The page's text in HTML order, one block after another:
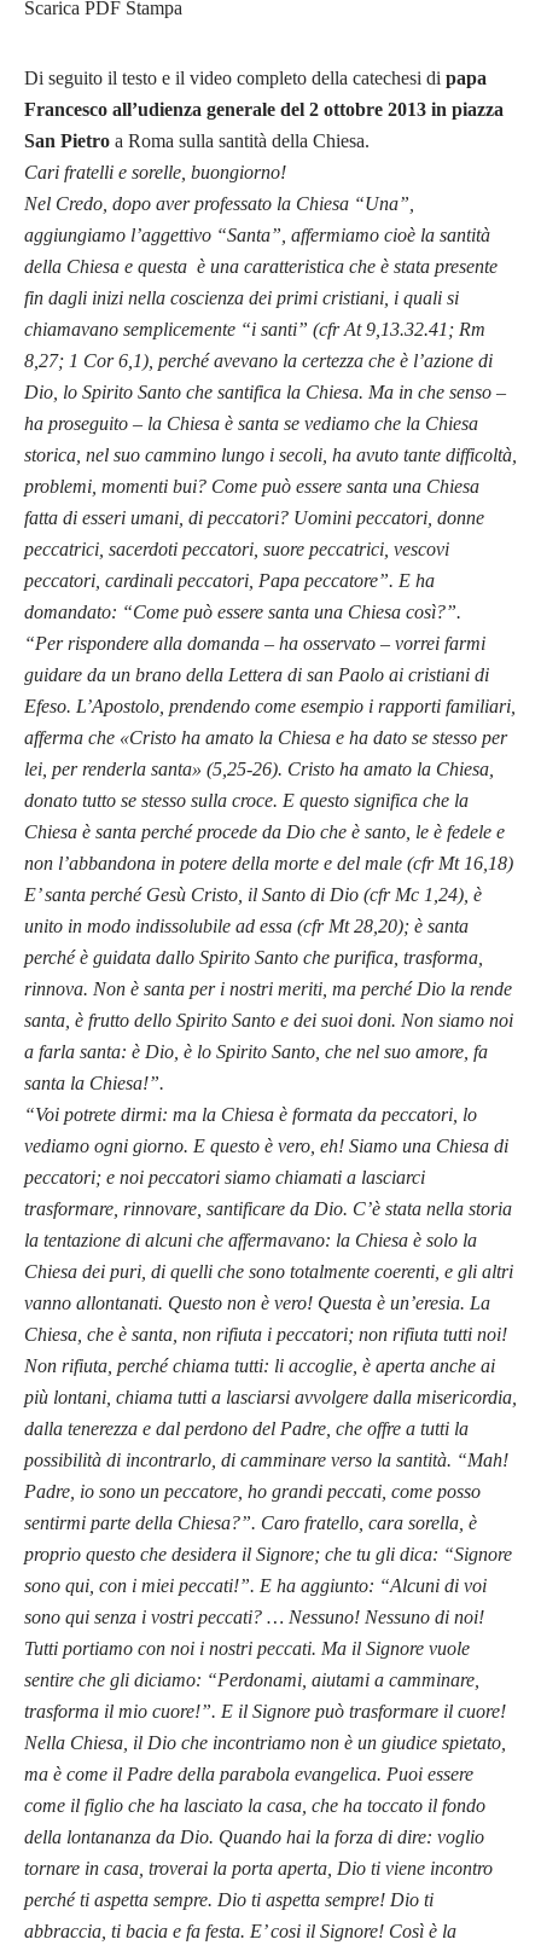
Scarica PDF Stampa
Di seguito il testo e il video completo della catechesi di papa
Francesco all’udienza generale del 2 ottobre 2013 in piazza
San Pietro a Roma sulla santità della Chiesa.
Cari fratelli e sorelle, buongiorno!
Nel Credo, dopo aver professato la Chiesa “Una”,
aggiungiamo l’aggettivo “Santa”, affermiamo cioè la santità
della Chiesa e questa è una caratteristica che è stata presente
fin dagli inizi nella coscienza dei primi cristiani, i quali si
chiamavano semplicemente “i santi” (cfr At 9,13.32.41; Rm
8,27; 1 Cor 6,1), perché avevano la certezza che è l’azione di
Dio, lo Spirito Santo che santifica la Chiesa. Ma in che senso –
ha proseguito – la Chiesa è santa se vediamo che la Chiesa
storica, nel suo cammino lungo i secoli, ha avuto tante difficoltà,
problemi, momenti bui? Come può essere santa una Chiesa
fatta di esseri umani, di peccatori? Uomini peccatori, donne
peccatrici, sacerdoti peccatori, suore peccatrici, vescovi
peccatori, cardinali peccatori, Papa peccatore”. E ha
domandato: “Come può essere santa una Chiesa così?”.
“Per rispondere alla domanda – ha osservato – vorrei farmi
guidare da un brano della Lettera di san Paolo ai cristiani di
Efeso. L’Apostolo, prendendo come esempio i rapporti familiari,
afferma che «Cristo ha amato la Chiesa e ha dato se stesso per
lei, per renderla santa» (5,25-26). Cristo ha amato la Chiesa,
donato tutto se stesso sulla croce. E questo significa che la
Chiesa è santa perché procede da Dio che è santo, le è fedele e
non l’abbandona in potere della morte e del male (cfr Mt 16,18)
E’ santa perché Gesù Cristo, il Santo di Dio (cfr Mc 1,24), è
unito in modo indissolubile ad essa (cfr Mt 28,20); è santa
perché è guidata dallo Spirito Santo che purifica, trasforma,
rinnova. Non è santa per i nostri meriti, ma perché Dio la rende
santa, è frutto dello Spirito Santo e dei suoi doni. Non siamo noi
a farla santa: è Dio, è lo Spirito Santo, che nel suo amore, fa
santa la Chiesa!”.
“Voi potrete dirmi: ma la Chiesa è formata da peccatori, lo
vediamo ogni giorno. E questo è vero, eh! Siamo una Chiesa di
peccatori; e noi peccatori siamo chiamati a lasciarci
trasformare, rinnovare, santificare da Dio. C’è stata nella storia
la tentazione di alcuni che affermavano: la Chiesa è solo la
Chiesa dei puri, di quelli che sono totalmente coerenti, e gli altri
vanno allontanati. Questo non è vero! Questa è un’eresia. La
Chiesa, che è santa, non rifiuta i peccatori; non rifiuta tutti noi!
Non rifiuta, perché chiama tutti: li accoglie, è aperta anche ai
più lontani, chiama tutti a lasciarsi avvolgere dalla misericordia,
dalla tenerezza e dal perdono del Padre, che offre a tutti la
possibilità di incontrarlo, di camminare verso la santità. “Mah!
Padre, io sono un peccatore, ho grandi peccati, come posso
sentirmi parte della Chiesa?”. Caro fratello, cara sorella, è
proprio questo che desidera il Signore; che tu gli dica: “Signore
sono qui, con i miei peccati!”. E ha aggiunto: “Alcuni di voi
sono qui senza i vostri peccati? … Nessuno! Nessuno di noi!
Tutti portiamo con noi i nostri peccati. Ma il Signore vuole
sentire che gli diciamo: “Perdonami, aiutami a camminare,
trasforma il mio cuore!”. E il Signore può trasformare il cuore!
Nella Chiesa, il Dio che incontriamo non è un giudice spietato,
ma è come il Padre della parabola evangelica. Puoi essere
come il figlio che ha lasciato la casa, che ha toccato il fondo
della lontananza da Dio. Quando hai la forza di dire: voglio
tornare in casa, troverai la porta aperta, Dio ti viene incontro
perché ti aspetta sempre. Dio ti aspetta sempre! Dio ti
abbraccia, ti bacia e fa festa. E’ cosi il Signore! Così è la